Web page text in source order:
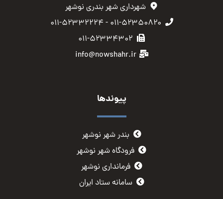
شهرداری شهر بندری نوشهر
۰۱۱-۵۲۳۵۰۸۲۰ - ۰۱۱-۵۲۳۳۲۲۲۴
۰۱۱-۵۲۳۳۴۳۰۲
info@nowshahr.ir
پیوندها
بندر شهر نوشهر
فرودگاه شهر نوشهر
فرمانداری نوشهر
سامانه ستاد ایران